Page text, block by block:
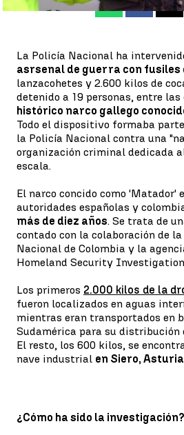
Whatsapp X
La Policía Nacional ha
asrsenal de guerra con fusiles
lanzacohetes y 2.600 kilos de
detenido a 19 personas, entre
histórico narco gallego
Todo el dispositivo formaba
la Policía Nacional contra una
organización criminal dedicada
escala.
El narco concido como 'Matador'
autoridades españolas y
más de diez años. Se trata de
contado con la colaboración de
Nacional de Colombia y la
Homeland Security
Los primeros 2.000 kilos de la
fueron localizados en aguas
mientras eran transportados en
Sudamérica para su
El resto, los 600 kilos, se
nave industrial en Siero,
¿Cómo ha sido la investigación?